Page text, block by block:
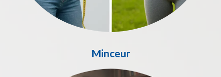
Minceur